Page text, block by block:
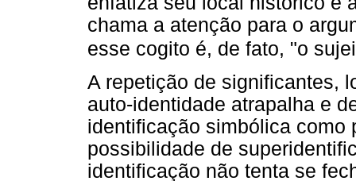
chama a atenção para o
esse cogito é, de fato, "o
A repetição de significantes,
auto-identidade atrapalha e
identificação simbólica como
possibilidade de
identificação não tenta se